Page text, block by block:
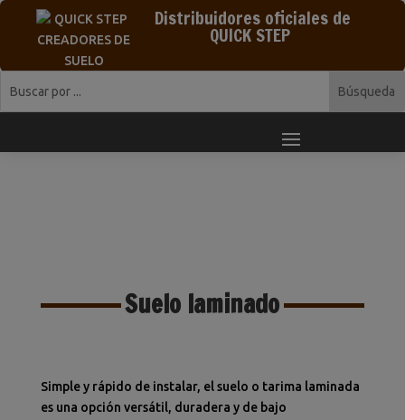
Distribuidores oficiales de
QUICK STEP
Suelo laminado
Simple y rápido de instalar, el suelo o tarima laminada
es una opción versátil, duradera y de bajo